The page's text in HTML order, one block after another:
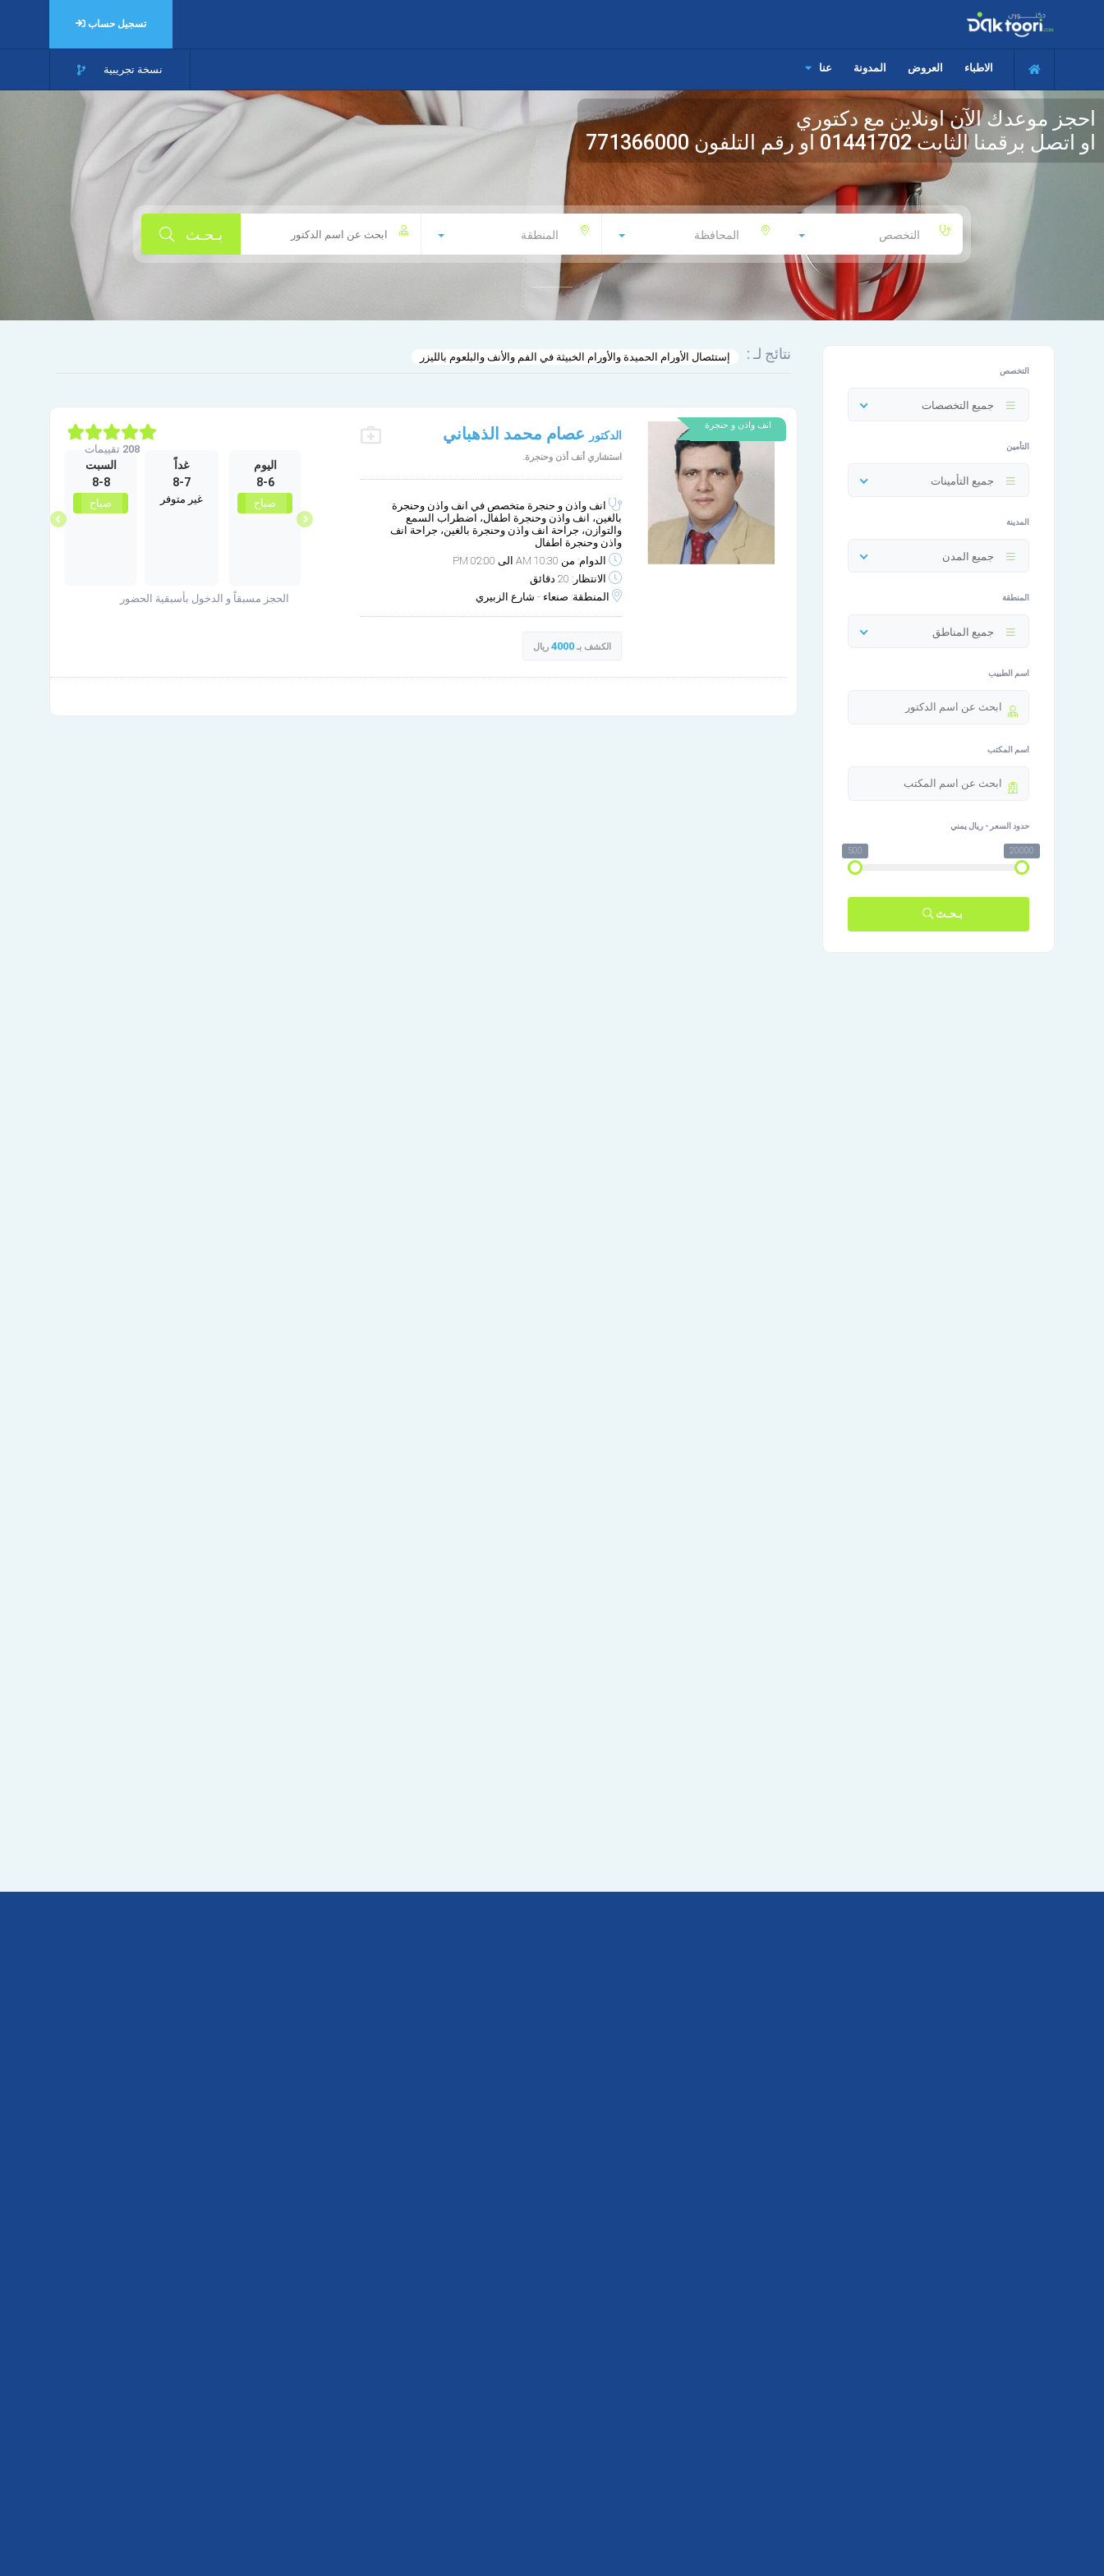
تسجيل حساب
نسخة تجريبية الاطباء العروض المدونة عنا
التخصص المحافظة المنطقة بـحـث
احجز موعدك الآن اونلاين مع دكتوري
771366000
او اتصل برقمنا الثابت01441702 او رقم التلفون
التخصص
جميع التخصصات
التأمين
جميع التأمينات
المدينة
جميع المدن
المنطقة
جميع المناطق
اسم الطبيب
اسم المكتب
حدود السعر - ريال يمني
500 20000
بـحـث
نتائج لـ : إستئصال الأورام الحميدة والأورام الخبيثة في الفم والأنف والبلعوم بالليزر
انف واذن و حنجرة
الدكتور عصام محمد الذهباني
استشاري أنف أذن وحنجرة.
انف واذن و حنجرة متخصص في انف واذن وحنجرة
بالغين، انف واذن وحنجرة اطفال، اضطراب السمع
والتوازن، جراحة انف واذن وحنجرة بالغين، جراحة انف
واذن وحنجرة اطفال
الدوام: من 10:30 AM الى 02:00 PM
الانتظار: 20 دقائق
المنطقة: صنعاء - شارع الزبيري
الكشف بـ 4000ريال
9-28
صباح
9-29
صباح
اليوم
8-6
صباح
غداً
8-7
غير متوفر
السبت
8-8
صباح
الحجز مسبقاً و الدخول بأسبقية الحضور
208 تقييمات